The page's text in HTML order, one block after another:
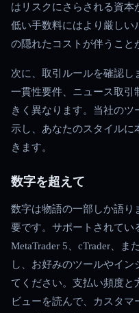
はリスクにさらされる資
低い手数料にはより厳しい
の隠れたコストが伴うこと
次に、取引ルールを確認
一貫性要件、ニュース取引
きく異なります。当社の
示し、あなたのスタイル
きます。
数字を超えて
数字は物語の一部しか語
要です。サポートされてい
MetaTrader 5、cTrader、
し、お好みのツールやイ
てください。支払い頻度と
ビューを読んで、カスタ